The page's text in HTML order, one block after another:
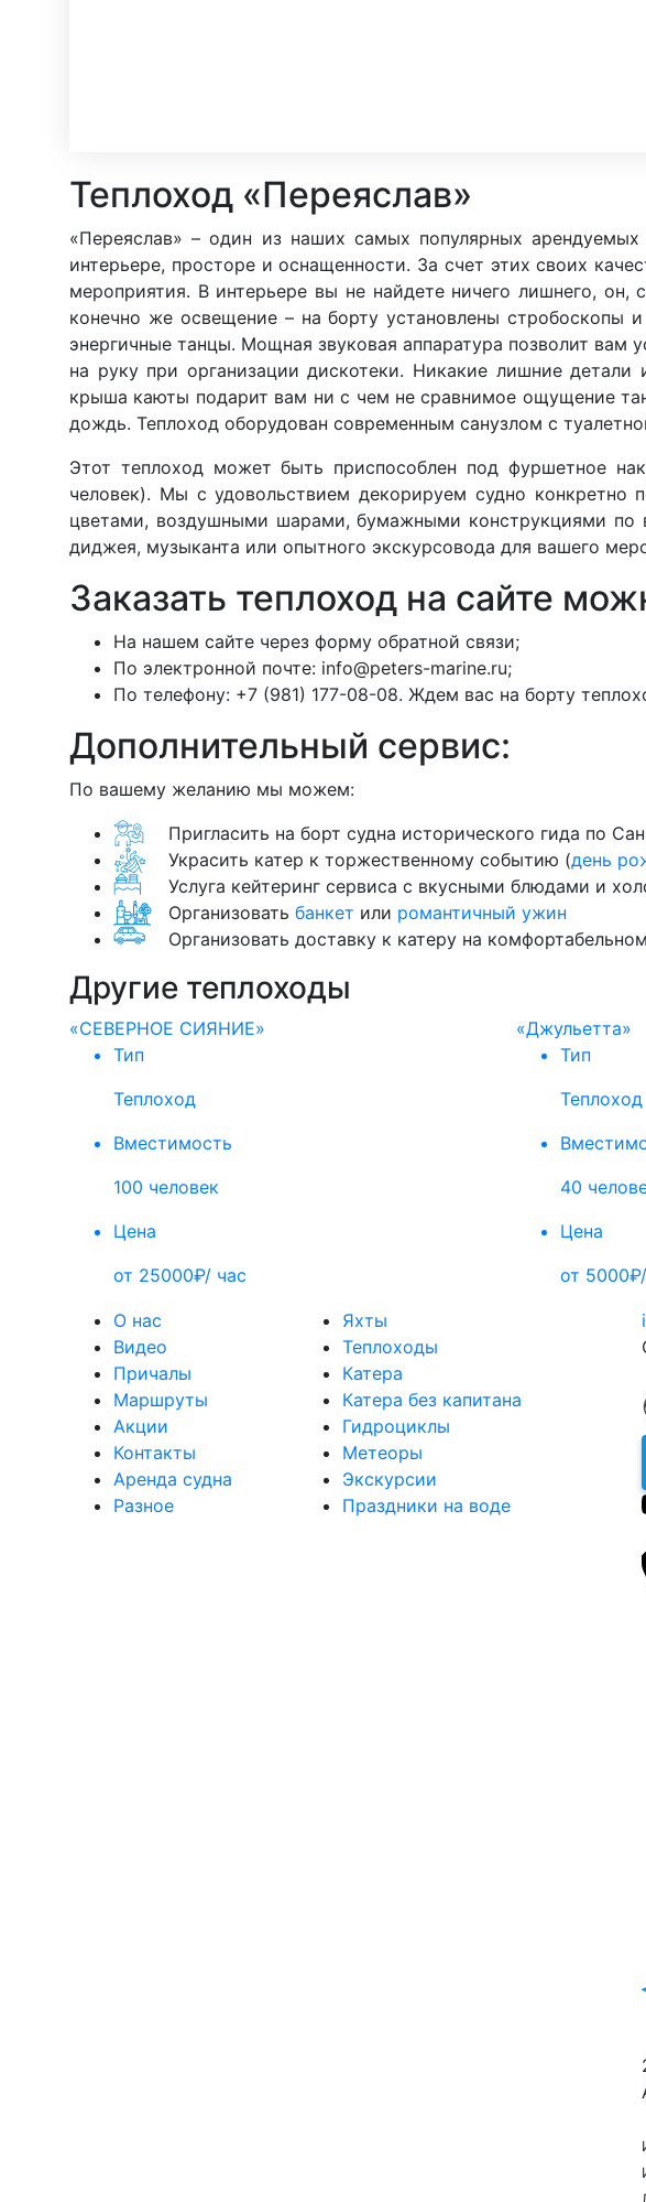
Теплоход «Переяслав»
«Переяслав» – один из наших самых популярных
интерьере, просторе и оснащенности. За счет этих своих
мероприятия. В интерьере вы не найдете ничего лишнего,
конечно же освещение – на борту установлены
энергичные танцы. Мощная звуковая аппаратура позволит вам
на руку при организации дискотеки. Никакие лишние
крыша каюты подарит вам ни с чем не сравнимое ощущение
дождь. Теплоход оборудован современным санузлом с
Этот теплоход может быть приспособлен под фуршетное
человек). Мы с удовольствием декорируем судно
цветами, воздушными шарами, бумажными конструкциями
диджея, музыканта или опытного экскурсовода для вашего
Заказать теплоход на сайте
На нашем сайте через форму обратной связи;
По электронной почте: info@peters-marine.ru;
По телефону: +7 (981) 177-08-08. Ждем вас на борту
Дополнительный сервис:
По вашему желанию мы можем:
Пригласить на борт судна исторического гида по
Украсить катер к торжественному событию (день
Услуга кейтеринг сервиса с вкусными блюдами и
Организовать банкет или романтичный ужин
Организовать доставку к катеру на
Другие теплоходы
«СЕВЕРНОЕ СИЯНИЕ»
Тип
Теплоход
Вместимость
100 человек
Цена
от 25000₽/ час
«Джульетта»
Тип
Теплоход
40
Цена
от
О нас
Видео
Причалы
Маршруты
Акции
Контакты
Аренда судна
Разное
Яхты
Теплоходы
Катера
Катера без капитана
Гидроциклы
Метеоры
Экскурсии
Праздники на воде